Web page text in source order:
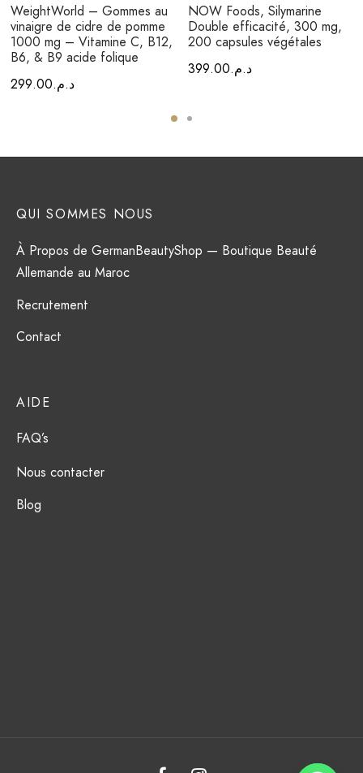
WeightWorld – Gommes au
vinaigre de cidre de pomme
1000 mg – Vitamine C, B12,
B6, & B9 acide folique
د.م.299.00
NOW Foods, Silymarine
Double efficacité, 300 mg,
200 capsules végétales
د.م.399.00
AIDE
FAQ’s
Nous contacter
Blog
QUI SOMMES NOUS
À Propos de GermanBeautyShop — Boutique Beauté
Allemande au Maroc
Recrutement
Contact